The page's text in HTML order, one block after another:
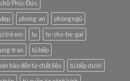
Phúc Đức
phong-an
phòng ngủ
trẻ em tu
tu-cho-be-gai
tran
tủ bếp
hảo đến từ chất liệu
tủ bếp dưới